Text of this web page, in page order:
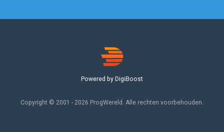
Powered by DigiBoost
Copyright © 2001 - 2026 ProgWereld. Alle rechten voorbehouden.